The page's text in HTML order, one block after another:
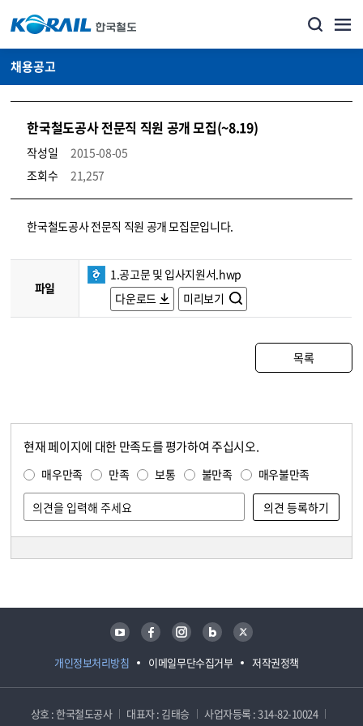
채용공고
한국철도공사 전문직 직원 공개 모집(~8.19)
작성일
2015-08-05
조회수
21,257
코레일소개_경영공시_채용공고 상세보기 – 내용, 파일, 담당자 연락처로 구성
한국철도공사 전문직 직원 공개 모집문입니다.
파일
1.공고문 및 입사지원서.hwp
다운로드
미리보기
목록
현재 페이지에 대한 만족도를 평가하여 주십시오.
매우만족 만족 보통 불만족 매우불만족
개인정보처리방침 이메일무단수집거부 저작권정책
유튜브 페이스북 인스타그램 블로그 트위터
상호 : 한국철도공사 대표자 : 김태승
사업자등록 : 314-82-10024